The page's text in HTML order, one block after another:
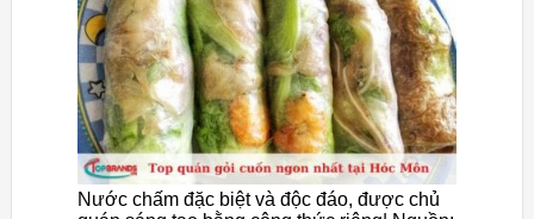
Nước chấm đặc biệt và độc đáo, được chủ